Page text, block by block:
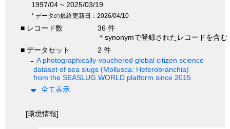
1997/04 ~ 2025/03/19
* データの最終更新日：2026/04/10
■ レコード数
36 件
＊synonymで登録されたレコードを含む
■ データセット
2 件
A photographically-vouchered global citizen science
dataset of sea slugs (Mollusca: Heterobranchia)
from the SEASLUG.WORLD platform since 2015
全て表示
[環境情報]